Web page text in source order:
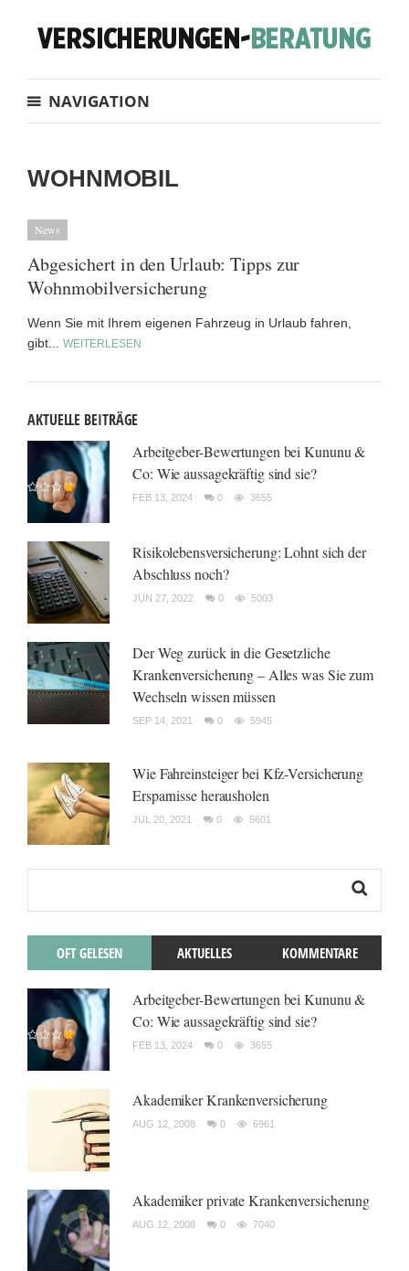
NAVIGATION
WOHNMOBIL
News
Abgesichert in den Urlaub: Tipps zur
Wohnmobilversicherung
Wenn Sie mit Ihrem eigenen Fahrzeug in Urlaub fahren,
gibt... WEITERLESEN
AKTUELLE BEITRÄGE
Arbeitgeber-Bewertungen bei Kununu &
Co: Wie aussagekräftig sind sie?
FEB 13, 2024 0 3655
Risikolebensversicherung: Lohnt sich der
Abschluss noch?
JUN 27, 2022 0 5003
Der Weg zurück in die Gesetzliche
Krankenversicherung – Alles was Sie zum
Wechseln wissen müssen
SEP 14, 2021 0 5945
Wie Fahreinsteiger bei Kfz-Versicherung
Ersparnisse herausholen
JUL 20, 2021 0 5601
OFT GELESEN AKTUELLES KOMMENTARE
Arbeitgeber-Bewertungen bei Kununu &
Co: Wie aussagekräftig sind sie?
FEB 13, 2024 0 3655
Akademiker Krankenversicherung
AUG 12, 2008 0 6961
Akademiker private Krankenversicherung
AUG 12, 2008 0 7040